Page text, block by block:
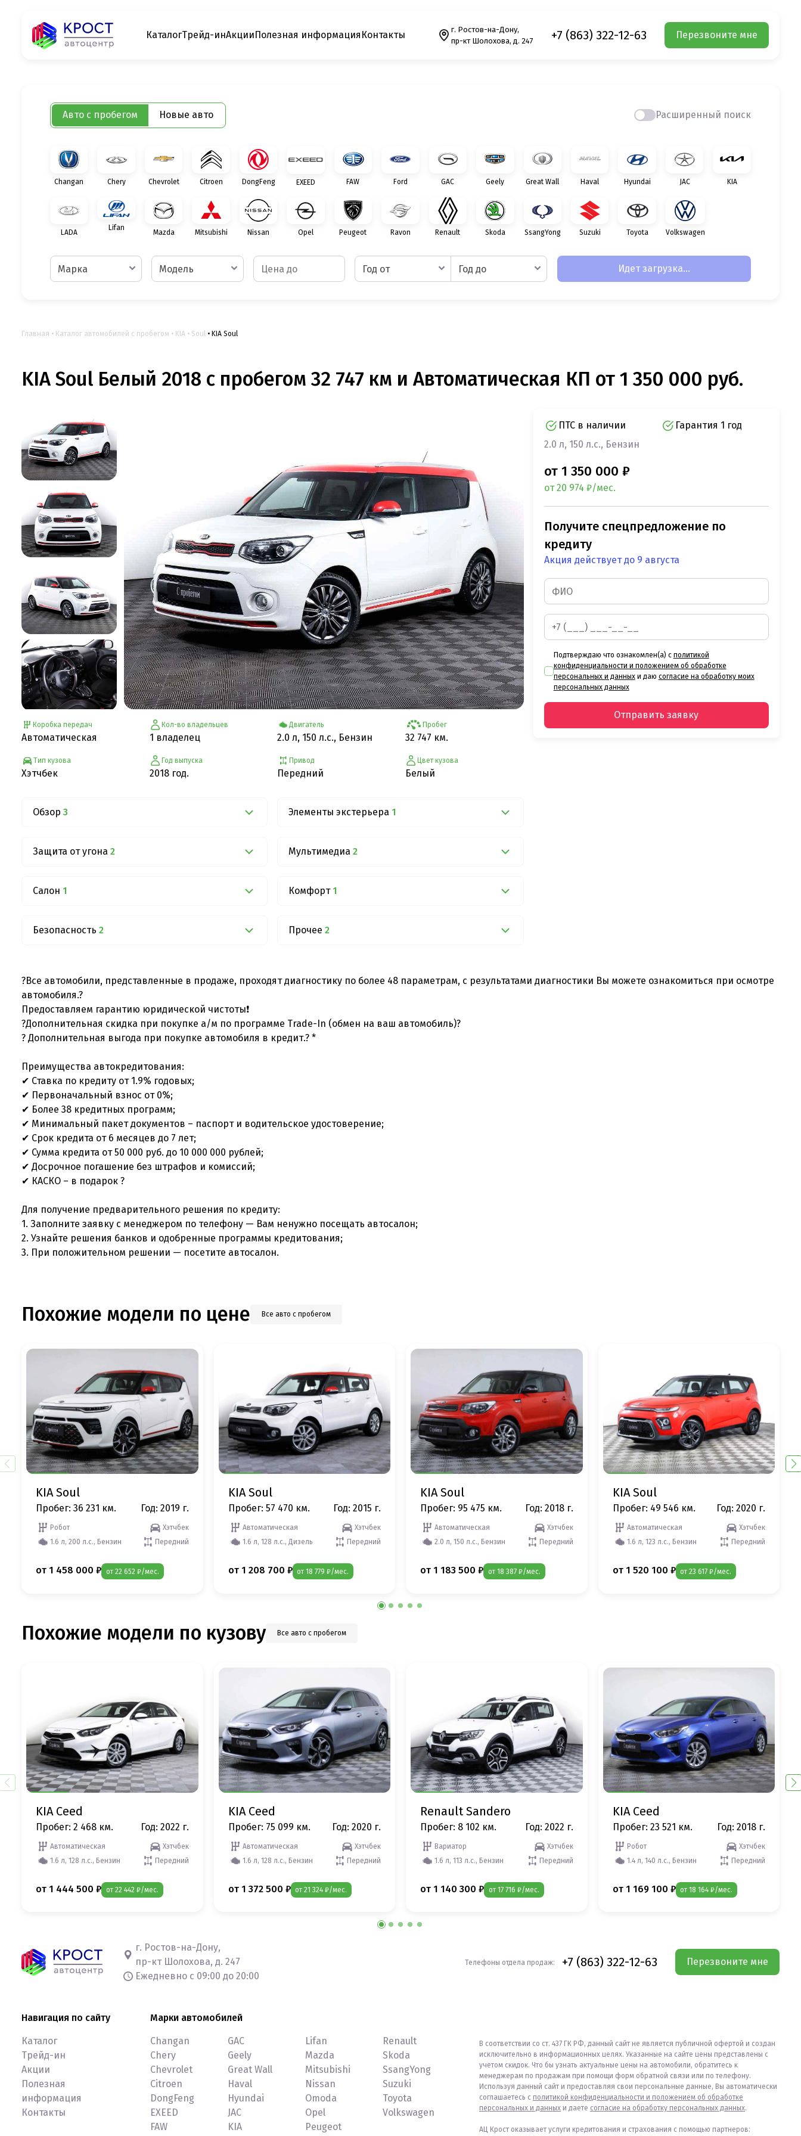
КаталогТрейд-инАкцииПолезная информация Контакты
г. Ростов-на-Дону,
пр-кт Шолохова, д. 247
+7 (863) 322-12-63 Перезвоните мне
Авто с пробегом Новые авто Расширенный поиск
Changan Chery Chevrolet Citroen DongFeng EXEED FAW Ford GAC Geely Great Wall Haval Hyundai JAC KIA
LADA
Lifan
Mazda Mitsubishi Nissan Opel Peugeot Ravon Renault Skoda SsangYong Suzuki Toyota Volkswagen
Марка Модель Год от Год до Идет загрузка...
Главная Каталог автомобилей с пробегом KIA Soul KIA Soul
KIA Soul Белый 2018 с пробегом 32 747 км и Автоматическая КП от 1 350 000 руб.
Коробка передач
Автоматическая
Тип кузова
Хэтчбек
Кол-во владельцев
1 владелец
Год выпуска
2018 год.
Двигатель
2.0 л, 150 л.с., Бензин
Привод
Передний
Пробег
32 747 км.
Цвет кузова
Белый
Обзор 3 Элементы экстерьера 1
Защита от угона 2 Мультимедиа 2
Салон 1 Комфорт 1
Безопасность 2 Прочее 2
ПТС в наличии
Гарантия 1 год
2.0 л, 150 л.с., Бензин
от 1 350 000 ₽
от 20 974 ₽/мес.
Получите спецпредложение по
кредиту
Акция действует до 9 августа
Подтверждаю что ознакомлен(а) с политикой
конфиденциальности и положением об обработке
персональных и данныхи даю согласие на обработку моих
персональных данных
Отправить заявку
?Все автомобили, представленные в продаже, проходят диагностику по более 48 параметрам, с результатами диагностики Вы можете ознакомиться при осмотре
автомобиля.?
Предоставляем гарантию юридической чистоты❗
?Дополнительная скидка при покупке а/м по программе Trade-In (обмен на ваш автомобиль)?
? Дополнительная выгода при покупке автомобиля в кредит.? *
Преимущества автокредитования:
✔ Ставка по кредиту от 1.9% годовых;
✔ Первоначальный взнос от 0%;
✔ Более 38 кредитных программ;
✔ Минимальный пакет документов – паспорт и водительское удостоверение;
✔ Срок кредита от 6 месяцев до 7 лет;
✔ Сумма кредита от 50 000 руб. до 10 000 000 рублей;
✔ Досрочное погашение без штрафов и комиссий;
✔ КАСКО – в подарок ?
Для получение предварительного решения по кредиту:
1. Заполните заявку с менеджером по телефону — Вам ненужно посещать автосалон;
2. Узнайте решения банков и одобренные программы кредитования;
3. При положительном решении — посетите автосалон.
Похожие модели по цене Все авто с пробегом
KIA Soul
Пробег: 36 231 км. Год: 2019 г.
Робот
Хэтчбек
1.6 л, 200 л.с., Бензин
Передний
от 1 458 000 ₽ от 22 652 ₽/мес.
KIA Soul
Пробег: 57 470 км. Год: 2015 г.
Автоматическая
Хэтчбек
1.6 л, 128 л.с., Дизель
Передний
от 1 208 700 ₽ от 18 779 ₽/мес.
KIA Soul
Пробег: 95 475 км. Год: 2018 г.
Автоматическая
Хэтчбек
2.0 л, 150 л.с., Бензин
Передний
от 1 183 500 ₽ от 18 387 ₽/мес.
KIA Soul
Пробег: 49 546 км. Год: 2020 г.
Автоматическая
Хэтчбек
1.6 л, 123 л.с., Бензин
Передний
от 1 520 100 ₽ от 23 617 ₽/мес.
Похожие модели по кузову Все авто с пробегом
KIA Ceed
Пробег: 2 468 км. Год: 2022 г.
Автоматическая
Хэтчбек
1.6 л, 128 л.с., Бензин
Передний
от 1 444 500 ₽ от 22 442 ₽/мес.
KIA Ceed
Пробег: 75 099 км. Год: 2020 г.
Автоматическая
Хэтчбек
1.6 л, 128 л.с., Бензин
Передний
от 1 372 500 ₽ от 21 324 ₽/мес.
Renault Sandero
Пробег: 8 102 км. Год: 2022 г.
Вариатор
Хэтчбек
1.6 л, 113 л.с., Бензин
Передний
от 1 140 300 ₽ от 17 716 ₽/мес.
KIA Ceed
Пробег: 23 521 км. Год: 2018 г.
Робот
Хэтчбек
1.4 л, 140 л.с., Бензин
Передний
от 1 169 100 ₽ от 18 164 ₽/мес.
г. Ростов-на-Дону,
пр-кт Шолохова, д. 247
Ежедневно с 09:00 до 20:00
Телефоны отдела продаж: +7 (863) 322-12-63 Перезвоните мне
Навигация по сайту
Каталог
Трейд-ин
Акции
Полезная
информация
Контакты
Марки автомобилей
Changan
Chery
Chevrolet
Citroen
DongFeng
EXEED
FAW
GAC
Geely
Great Wall
Haval
Hyundai
JAC
KIA
Lifan
Mazda
Mitsubishi
Nissan
Omoda
Opel
Peugeot
Renault
Skoda
SsangYong
Suzuki
Toyota
Volkswagen
В соответствии со ст. 437 ГК РФ, данный сайт не является публичной офертой и создан
исключительно в информационных целях. Указанные на сайте цены представлены с
учетом скидок. Что бы узнать актуальные цены на автомобили, обратитесь к
менеджерам по продажам при помощи форм обратной связи или по телефону.
Используя данный сайт и предоставляя свои персональные данные, Вы автоматически
соглашаетесь с политикой конфиденциальности и положением об обработке
персональных и данных и даете согласие на обработку персональных данных.
АЦ Крост оказывает услуги кредитования и страхования с помощью партнеров: